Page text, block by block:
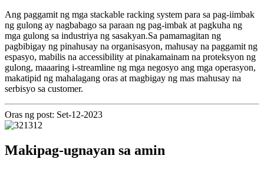
Ang paggamit ng mga stackable racking system para sa pag-iimbak
ng gulong ay nagbabago sa paraan ng pag-imbak at pagkuha ng
mga gulong sa industriya ng sasakyan.Sa pamamagitan ng
pagbibigay ng pinahusay na organisasyon, mahusay na paggamit ng
espasyo, mabilis na accessibility at pinakamainam na proteksyon ng
gulong, maaaring i-streamline ng mga negosyo ang mga operasyon,
makatipid ng mahalagang oras at magbigay ng mas mahusay na
serbisyo sa customer.
Oras ng post: Set-12-2023
Makipag-ugnayan sa amin